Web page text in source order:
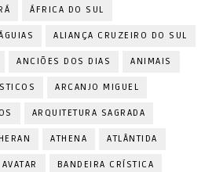
ÁFRICA DO SUL
ALIANÇA CRUZEIRO DO SUL
ANCIÕES DOS DIAS ANIMAIS
ARCANJO MIGUEL
ARQUITETURA SAGRADA
ATHENA ATLÂNTIDA
AVATAR BANDEIRA CRÍSTICA